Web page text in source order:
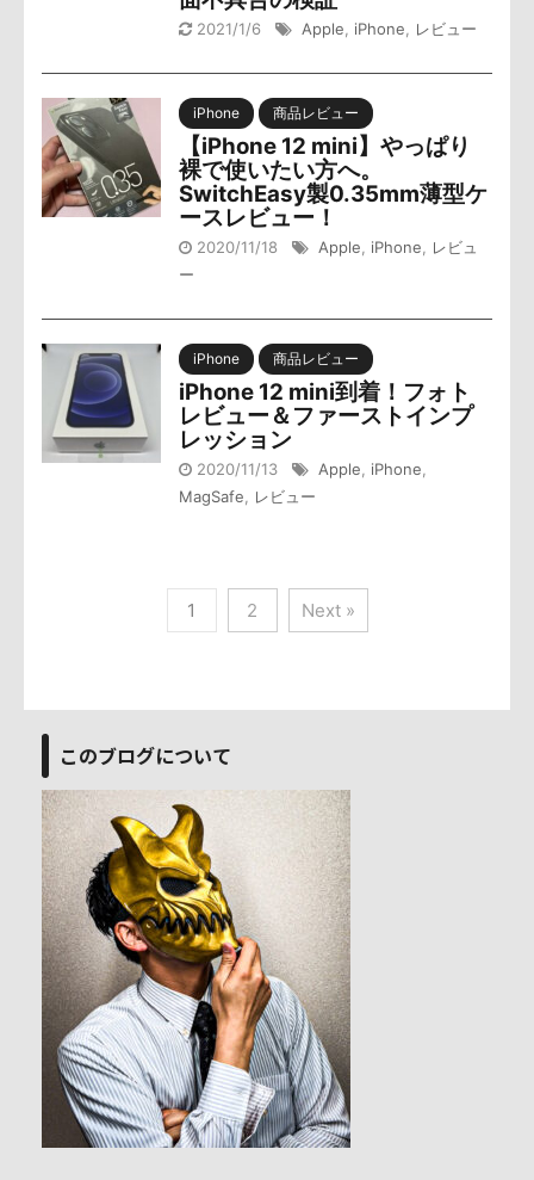
2021/1/6 Apple iPhone レビュー
iPhone 商品レビュー
【iPhone 12 mini】やっぱり
裸で使いたい方へ。
SwitchEasy製0.35mm薄型ケ
ースレビュー！
2020/11/18 Apple iPhone
レビュ
ー
iPhone 商品レビュー
iPhone 12 mini到着！フォト
レビュー＆ファーストインプ
レッション
2020/11/13 Apple iPhone
MagSafe
レビュー
1 2 Next »
このブログについて